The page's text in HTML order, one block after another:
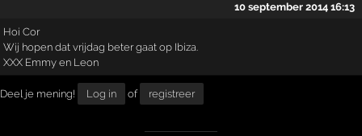
10 september 2014 16:13
Hoi Cor
Wij hopen dat vrijdag beter gaat op Ibiza.
XXX Emmy en Leon
Deel je mening! Log in of registreer